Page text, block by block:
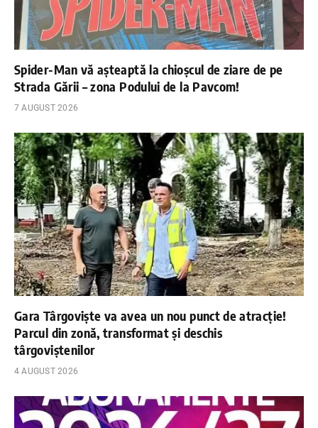
Spider-Man vă așteaptă la chioșcul de ziare de pe
Strada Gării – zona Podului de la Pavcom!
7 AUGUST 2026
Gara Târgoviște va avea un nou punct de atracție!
Parcul din zonă, transformat și deschis
târgoviștenilor
4 AUGUST 2026